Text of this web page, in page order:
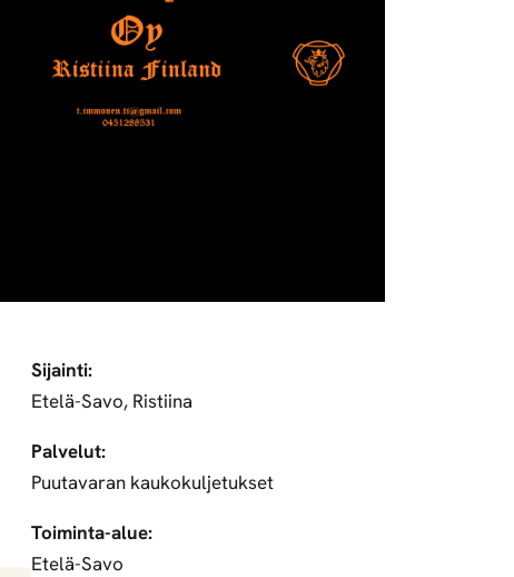
Sijainti:
Etelä-Savo, Ristiina
Palvelut:
Puutavaran kaukokuljetukset
Toiminta-alue:
Etelä-Savo